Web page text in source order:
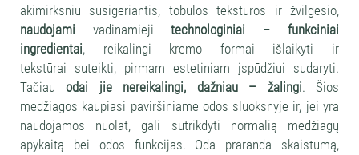
akimirksniu susigeriantis, tobulos tekstūros ir žvilgesio,
naudojami vadinamieji technologiniai – funkciniai
ingredientai, reikalingi kremo formai išlaikyti ir
tekstūrai suteikti, pirmam estetiniam įspūdžiui sudaryti.
Tačiauodai jie nereikalingi, dažniau – žalingi. Šios
medžiagos kaupiasi paviršiniame odos sluoksnyje ir, jei yra
naudojamos nuolat, gali sutrikdyti normalią medžiagų
apykaitą bei odos funkcijas. Oda praranda skaistumą,